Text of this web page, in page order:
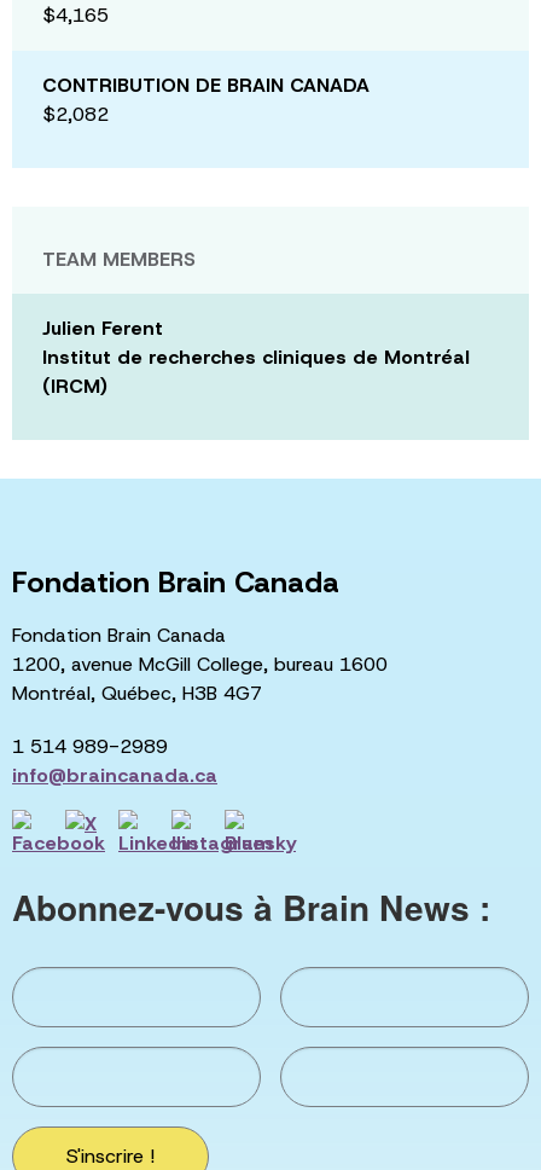
$4,165
CONTRIBUTION DE BRAIN CANADA
$2,082
TEAM MEMBERS
Julien Ferent
Institut de recherches cliniques de Montréal
(IRCM)
Fondation Brain Canada
Fondation Brain Canada
1200, avenue McGill College, bureau 1600
Montréal, Québec, H3B 4G7
1 514 989-2989
info@braincanada.ca
Abonnez-vous à Brain News :
S'inscrire !